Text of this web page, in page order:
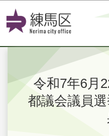
このペー
令和7年6月
都議会議員